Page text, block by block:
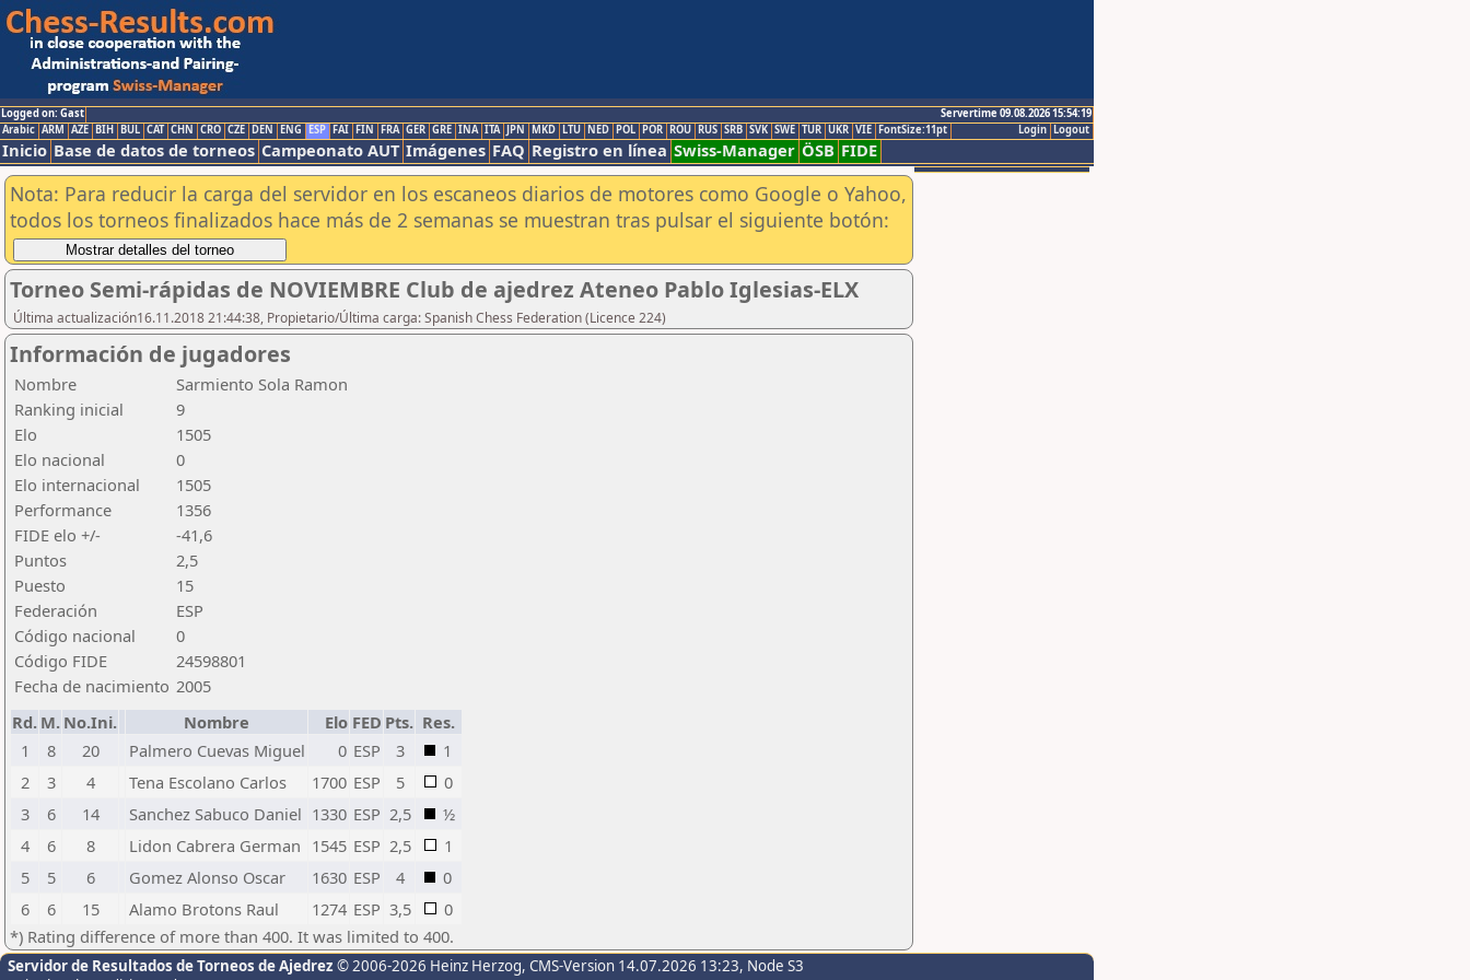
Logged on: Gast
Servertime 09.08.2026 15:54:19
Logout
Login
Arabic ARM AZE BIH BUL CAT CHN CRO CZE DEN ENG ESP FAI FIN FRA GER GRE INA ITA JPN MKD LTU NED POL POR ROU RUS SRB SVK SWE TUR UKR VIE FontSize:11pt
Inicio Base de datos de torneos Campeonato AUT Imágenes FAQ Registro en línea Swiss-Manager ÖSB FIDE
Nota: Para reducir la carga del servidor en los escaneos diarios de motores como Google o Yahoo,
todos los torneos finalizados hace más de 2 semanas se muestran tras pulsar el siguiente botón:
Torneo Semi-rápidas de NOVIEMBRE Club de ajedrez Ateneo Pablo Iglesias-ELX
Última actualización16.11.2018 21:44:38, Propietario/Última carga: Spanish Chess Federation (Licence 224)
Información de jugadores
Nombre
Sarmiento Sola Ramon
Ranking inicial
9
Elo
1505
Elo nacional
0
Elo internacional
1505
Performance
1356
FIDE elo +/-
-41,6
Puntos
2,5
Puesto
15
Federación
ESP
Código nacional
0
Código FIDE
24598801
Fecha de nacimiento 2005
Rd. M. No.Ini. Nombre Elo FED Pts. Res.
1
8 20 Palmero Cuevas Miguel 0 ESP 3
1
2
3 4 Tena Escolano Carlos 1700 ESP 5
0
3
6 14 Sanchez Sabuco Daniel 1330 ESP 2,5
½
4
6 8 Lidon Cabrera German 1545 ESP 2,5
1
5
5 6 Gomez Alonso Oscar 1630 ESP 4
0
6
6 15 Alamo Brotons Raul 1274 ESP 3,5
0
*) Rating difference of more than 400. It was limited to 400.
Servidor de Resultados de Torneos de Ajedrez © 2006-2026 Heinz Herzog, CMS-Version 14.07.2026 13:23, Node S3